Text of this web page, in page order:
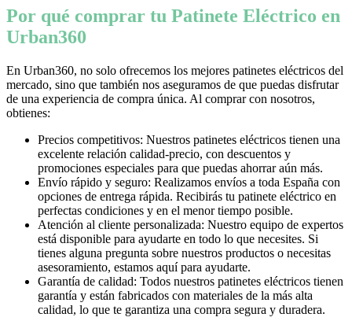
Por qué comprar tu Patinete Eléctrico en
Urban360
En Urban360, no solo ofrecemos los mejores patinetes eléctricos del
mercado, sino que también nos aseguramos de que puedas disfrutar
de una experiencia de compra única. Al comprar con nosotros,
obtienes:
Precios competitivos: Nuestros patinetes eléctricos tienen una
excelente relación calidad-precio, con descuentos y
promociones especiales para que puedas ahorrar aún más.
Envío rápido y seguro: Realizamos envíos a toda España con
opciones de entrega rápida. Recibirás tu patinete eléctrico en
perfectas condiciones y en el menor tiempo posible.
Atención al cliente personalizada: Nuestro equipo de expertos
está disponible para ayudarte en todo lo que necesites. Si
tienes alguna pregunta sobre nuestros productos o necesitas
asesoramiento, estamos aquí para ayudarte.
Garantía de calidad: Todos nuestros patinetes eléctricos tienen
garantía y están fabricados con materiales de la más alta
calidad, lo que te garantiza una compra segura y duradera.